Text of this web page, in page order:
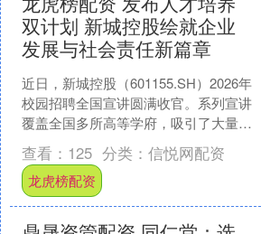
双计划 新城控股绘就企业
发展与社会责任新篇章
近日，新城控股（601155.SH）2026年
校园招聘全国宣讲圆满收官。系列宣讲
覆盖全国多所高等学府，吸引了大量渴
望绽放光芒的年轻身影热切参与，一场
企业与人才的....
查看： 125 分类： 信悦网配资
龙虎榜配资